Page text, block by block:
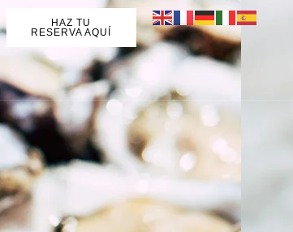
HAZ TU
RESERVA AQUÍ